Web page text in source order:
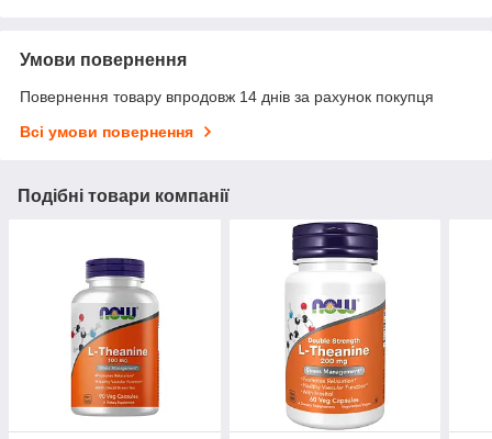
Умови повернення
Повернення товару впродовж 14 днів за рахунок покупця
Всі умови повернення
Подібні товари компанії